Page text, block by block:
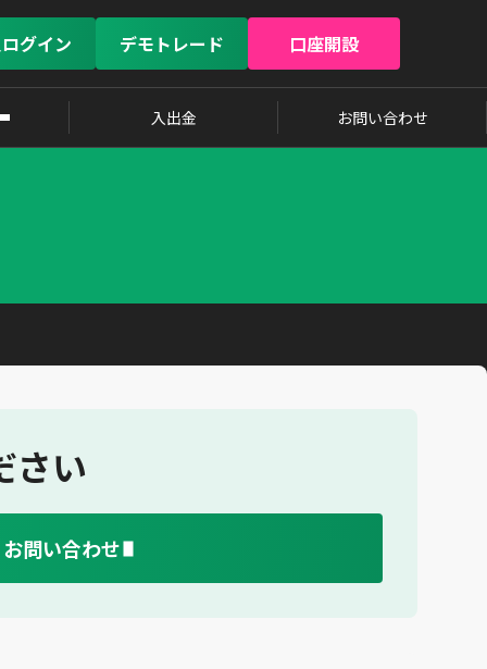
グイン デモトレード 口座開設
入出金 お問い合わせ
さい
お問い合わせ